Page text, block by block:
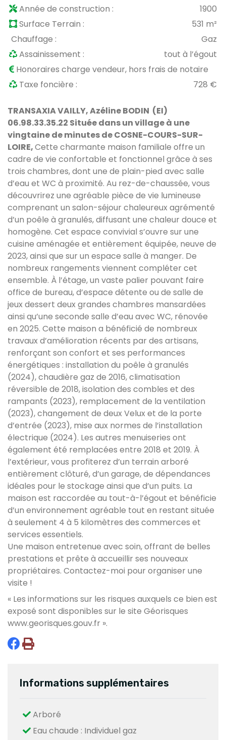
Année de construction :
1900
Surface Terrain :
531 m²
Chauffage :
Gaz
Assainissement :
tout à l’égout
Honoraires charge vendeur, hors frais de notaire
Taxe foncière :
728 €
TRANSAXIA VAILLY,AzélineBODIN (EI)
06.98.33.35.22 Située dans un village à une
vingtaine de minutes de COSNE-COURS-SUR-
LOIRE,Cette charmante maison familiale offre un
cadre de vie confortable et fonctionnel grâce à ses
trois chambres, dont une de plain-pied avec salle
d’eau et WC à proximité. Au rez-de-chaussée, vous
découvrirez une agréable pièce de vie lumineuse
comprenant un salon-séjour chaleureux agrémenté
d’un poêle à granulés, diffusant une chaleur douce et
homogène. Cet espace convivial s’ouvre sur une
cuisine aménagée et entièrement équipée, neuve de
2023, ainsi que sur un espace salle à manger. De
nombreux rangements viennent compléter cet
ensemble. À l’étage, un vaste palier pouvant faire
office de bureau, d’espace détente ou de salle de
jeux dessert deux grandes chambres mansardées
ainsi qu’une seconde salle d’eau avec WC, rénovée
en 2025. Cette maison a bénéficié de nombreux
travaux d’amélioration récents par des artisans,
renforçant son confort et ses performances
énergétiques : installation du poêle à granulés
(2024), chaudière gaz de 2016, climatisation
réversible de 2018, isolation des combles et des
rampants (2023), remplacement de la ventilation
(2023), changement de deux Velux et de la porte
d’entrée (2023), mise aux normes de l’installation
électrique (2024). Les autres menuiseries ont
également été remplacées entre 2018 et 2019. À
l’extérieur, vous profiterez d’un terrain arboré
entièrement clôturé, d’un garage, de dépendances
idéales pour le stockage ainsi que d’un puits. La
maison est raccordée au tout-à-l’égout et bénéficie
d’un environnement agréable tout en restant située
à seulement 4 à 5 kilomètres des commerces et
services essentiels.
Une maison entretenue avec soin, offrant de belles
prestations et prête à accueillir ses nouveaux
propriétaires. Contactez-moi pour organiser une
visite !
« Les informations sur les risques auxquels ce bien est
exposé sont disponibles sur le site Géorisques
www.georisques.gouv.fr ».
Informations supplémentaires
Arboré
Eau chaude : Individuel gaz